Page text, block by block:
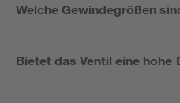
Welche Gewindegrößen
Bietet das Ventil eine hohe